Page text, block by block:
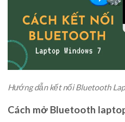
Hướng dẫn kết nối Bluetooth
Cách mở Bluetooth